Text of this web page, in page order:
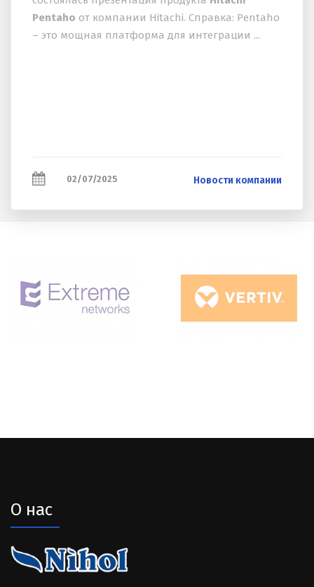
Pentaho от компании Hitachi. Справка: Pentaho
– это мощная платформа для интеграции ...
02/07/2025 Новости компании
О нас